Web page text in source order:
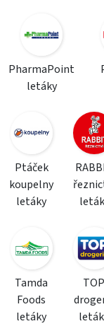
PharmaPoint
letáky
Ptáček
koupelny
letáky
Tamda
Foods
letáky
TOP